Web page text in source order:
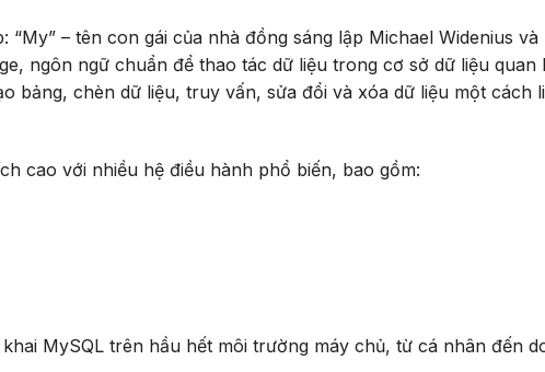
– tên con gái của nhà đồng sáng lập Michael Widenius và
ngôn ngữ chuẩn để thao tác dữ liệu trong cơ sở dữ liệu quan
bảng, chèn dữ liệu, truy vấn, sửa đổi và xóa dữ liệu một cách
cao với nhiều hệ điều hành phổ biến, bao gồm:
MySQL trên hầu hết môi trường máy chủ, từ cá nhân đến